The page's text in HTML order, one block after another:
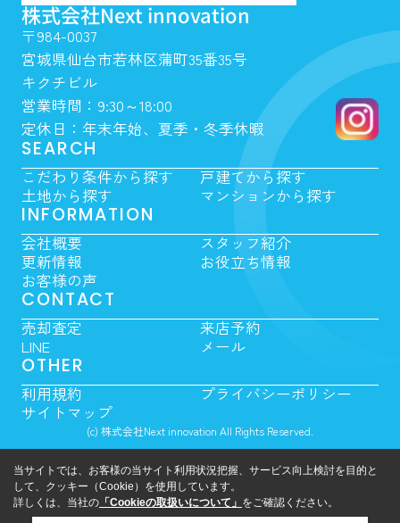
株式会社Next innovation
〒984-0037
宮城県仙台市若林区蒲町35番35号
キクチビル
営業時間：9:30～18:00
定休日：年末年始、夏季・冬季休暇
SEARCH
こだわり条件から探す
戸建てから探す
土地から探す
マンションから探す
INFORMATION
会社概要
スタッフ紹介
更新情報
お役立ち情報
お客様の声
CONTACT
売却査定
来店予約
LINE
メール
OTHER
利用規約
プライバシーポリシー
サイトマップ
(c) 株式会社Next innovation All Rights Reserved.
当サイトでは、お客様の当サイト利用状況把握、サービス向上検討を目的と
して、クッキー（Cookie）を使用しています。
詳しくは、当社の 「Cookieの取扱いについて」 をご確認ください。